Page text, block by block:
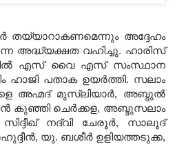
തയ്യാറാകണമെന്നും അദ്ദേഹം
അദ്ധ്യക്ഷത വഹിച്ചു. ഹാരിസ്
എസ് വൈ എസ് സംസ്ഥാന
ഹാജി പതാക ഉയര്‍ത്തി. സലാം
അഹ്മദ് മുസ്‌ലിയാര്‍, അബ്ദുല്‍
കുഞ്ഞി ചെര്‍ക്കള, അബ്ദുസലാം
നദ്‌വി ചേരൂര്‍, സാലൂദ്
യു. ബശീര്‍ ഉളിയത്തടുക്ക,